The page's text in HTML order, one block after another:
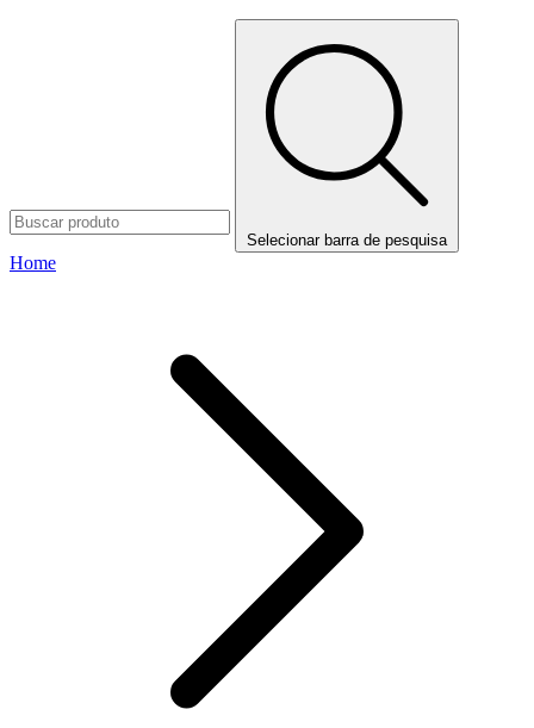
Selecionar barra de pesquisa
Home